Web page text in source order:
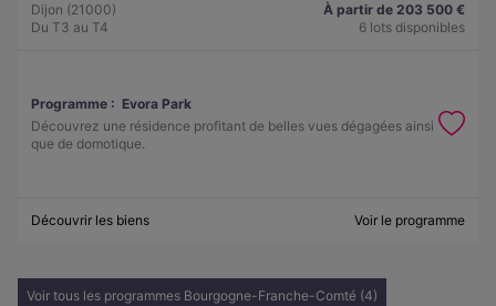
Dijon (21000)
Du T3 au T4
À partir de 203 500 €
6 lots disponibles
Programme : Evora Park
Découvrez une résidence profitant de belles vues dégagées ainsi
que de domotique.
Découvrir les biens Voir le programme
Voir tous les programmes Bourgogne-Franche-Comté (4)